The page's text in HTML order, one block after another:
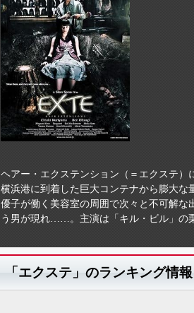
ヘアー・エクステンション（＝エクステ）
横浜港に到着した巨大コンテナから膨大な
優子が働く美容室の周囲で次々と不可解
う男が現れ……。主演は「キル・ビル」の
「エクステ」のランキング情報